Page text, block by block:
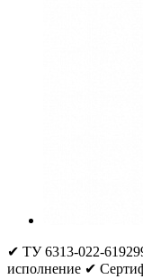
✔ ТУ 6313-022-
исполнение ✔